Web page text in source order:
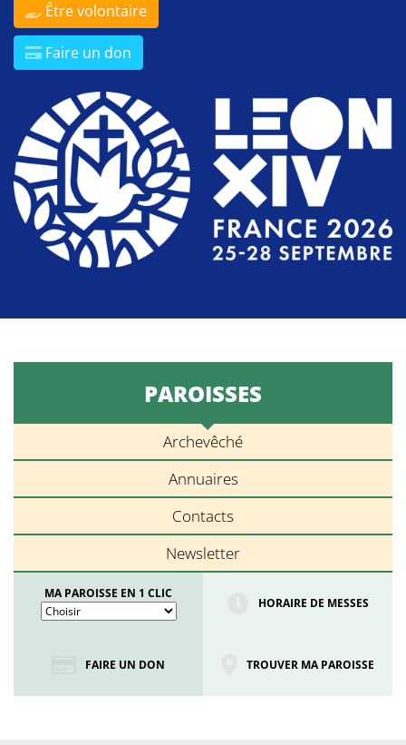
Être volontaire
Faire un don
PAROISSES
Archevêché
Annuaires
Contacts
Newsletter
MA PAROISSE EN 1 CLIC
HORAIRE DE MESSES
FAIRE UN DON TROUVER MA PAROISSE